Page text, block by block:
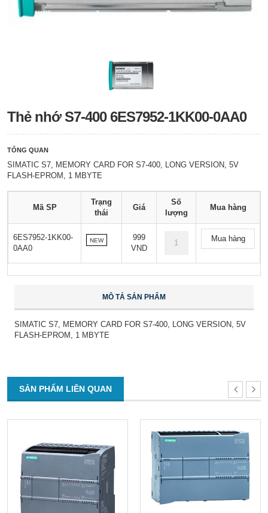
Thẻ nhớ S7-400 6ES7952-1KK00-0AA0
TỔNG QUAN
SIMATIC S7, MEMORY CARD FOR S7-400, LONG VERSION, 5V
FLASH-EPROM, 1 MBYTE
Mã SP
Trạng
thái
Giá
Số
lượng
Mua hàng
6ES7952-1KK00-
0AA0
NEW
999
VND
Mua hàng
MÔ TẢ SẢN PHẨM
SIMATIC S7, MEMORY CARD FOR S7-400, LONG VERSION, 5V
FLASH-EPROM, 1 MBYTE
SẢN PHẨM LIÊN QUAN